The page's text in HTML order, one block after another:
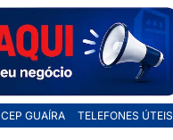
CEP GUAÍRA TELEFONES ÚTEIS